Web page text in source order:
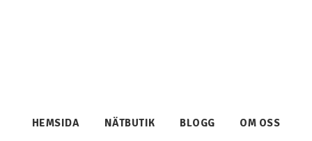
HEMSIDA NÄTBUTIK BLOGG OM OSS